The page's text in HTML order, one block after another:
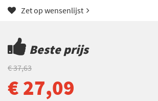
Zet op wensenlijst
Beste prijs
€ 37,63
€ 27,09